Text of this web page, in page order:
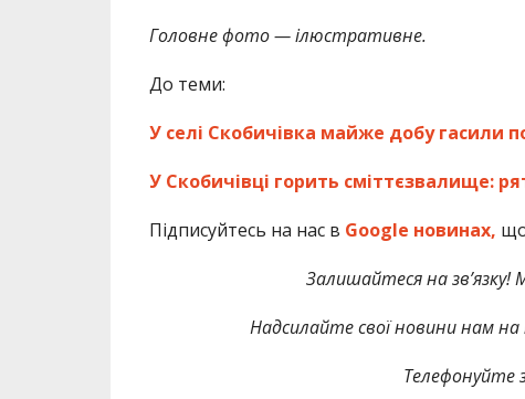
Головне фото — ілюстративне.
До теми:
У селі Скобичівка майже добу гасили
У Скобичівці горить сміттєзвалище:
Підписуйтесь на нас в Google новинах,
Залишайтеся на зв’язку!
Надсилайте свої новини нам
Телефонуйте